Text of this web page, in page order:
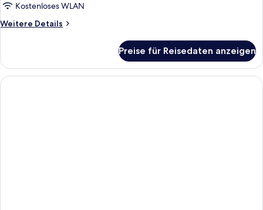
Kostenloses WLAN
Weitere Details
Weitere
Penthouse
Preise für Reisedaten anzeigen